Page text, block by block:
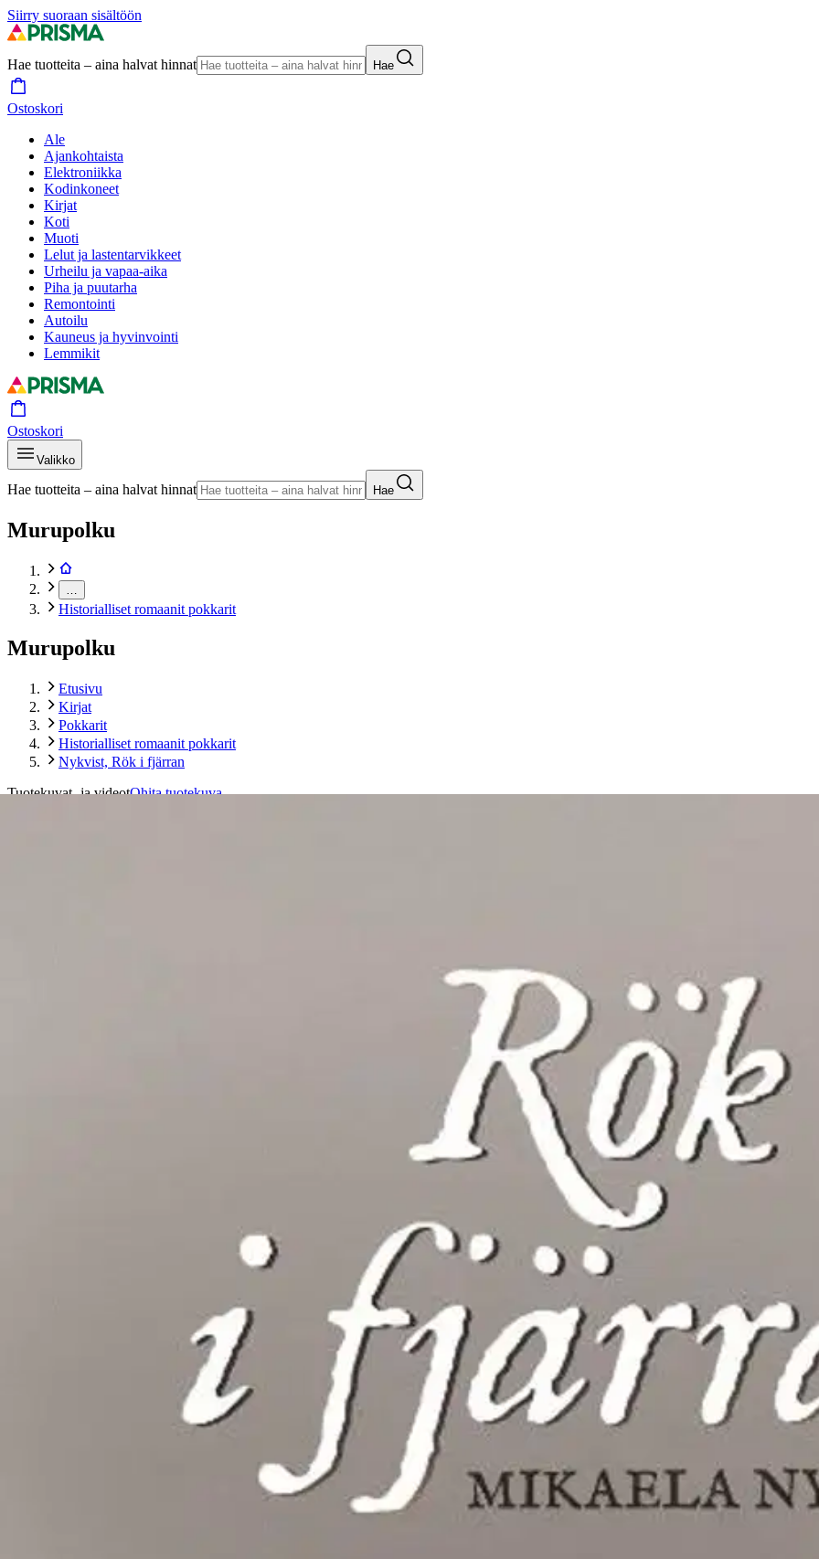
Siirry suoraan sisältöön
Hae tuotteita – aina halvat hinnat Hae
Ostoskori
Ale
Ajankohtaista
Elektroniikka
Kodinkoneet
Kirjat
Koti
Muoti
Lelut ja lastentarvikkeet
Urheilu ja vapaa-aika
Piha ja puutarha
Remontointi
Autoilu
Kauneus ja hyvinvointi
Lemmikit
Ostoskori
Valikko
Hae tuotteita – aina halvat hinnat Hae
Murupolku
Historialliset romaanit pokkarit
Murupolku
Etusivu
Kirjat
Pokkarit
Historialliset romaanit pokkarit
Nykvist, Rök i fjärran
Tuotekuvat- ja videotOhita tuotekuva
Toimitus
Kotiin tai noutopisteeseen
Ilmainen toimitus yli 100 €:n tilauksille Postin pakettiautomaattiin tai
Etu ei koske Suuri‑lisäpalvelulla toimitettavia tuotteita.